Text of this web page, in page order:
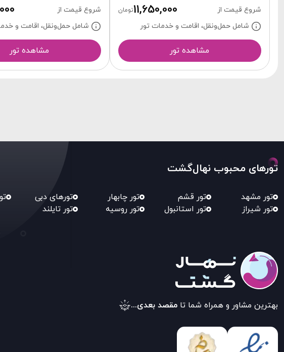
شروع قیمت از 11,650,000تومان
شامل حمل‌ونقل، اقامت و خدمات تور
مشاهده تور
شروع قیمت از
شامل حمل‌ونقل، اقامت و
مشاهده تور
تورهای محبوب نهال‌گشت
تور مشهد تور قشم تور چابهار تورهای دبی
تور شیراز
تور استانبول تور روسیه تور تایلند
بهترین مشاور و همراه شما تا مقصد بعدی...